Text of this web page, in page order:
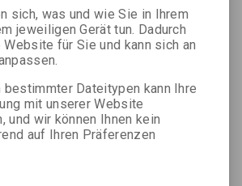
Schnellfixierers mit hoher
sich, was und wie Sie in Ihrem
jeweiligen Gerät tun. Dadurch
für Sie und kann sich an
bestimmter Dateitypen kann Ihre
mit unserer Website
und wir können Ihnen kein
auf Ihren Präferenzen